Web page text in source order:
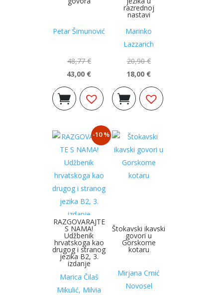
Petar Šimunović
48,77€
Izvorna
cijena
bila
48,77 €.
43,00 €
Trenutna
cijena
je:
43,00 €.
Dodaj u
košaricu
razrednoj
nastavi
Marinko
Lazzarich
20,90€
Izvorna
cijena
bila
20,90 €.
18,00 €
Trenutna
cijena
je:
Dodaj u
košaricu
-10 %
RAZGOVARAJTE
S NAMA!
Udžbenik
hrvatskoga kao
drugog i stranog
jezika B2, 3.
izdanje
Marica Čilaš
Mikulić, Milvia
Štokavski ikavski
govori u
Gorskome
kotaru
Mirjana Crnić
Novosel